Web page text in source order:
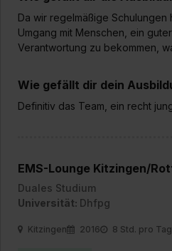
Da wir regelmäßige
Umgang mit Menschen, ein
Verantwortung zu bekommen,
Wie gefällt dir dein
Definitiv das Team, ein recht
EMS-Lounge Kitzingen/
Duales Studium
Universität: Dhfpg
Kitzingen 2016 8 Std. pro Tag